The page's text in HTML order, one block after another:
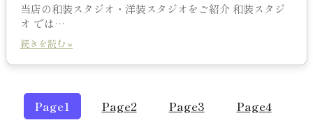
当店の和装スタジオ・洋装スタジオをご紹介 和装スタジ
オ では…
続きを読む »
Page1 Page2 Page3 Page4